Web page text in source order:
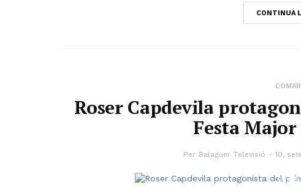
CONTINUA
Roser Capdevila
Festa
Per Balaguer Televisió 10,